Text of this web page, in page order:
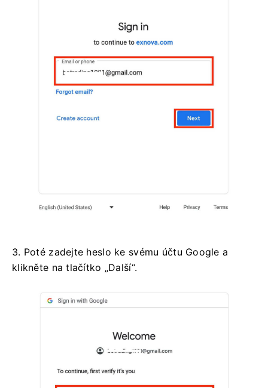
3. Poté zadejte heslo ke svému účtu Google a
klikněte na tlačítko „Další“.